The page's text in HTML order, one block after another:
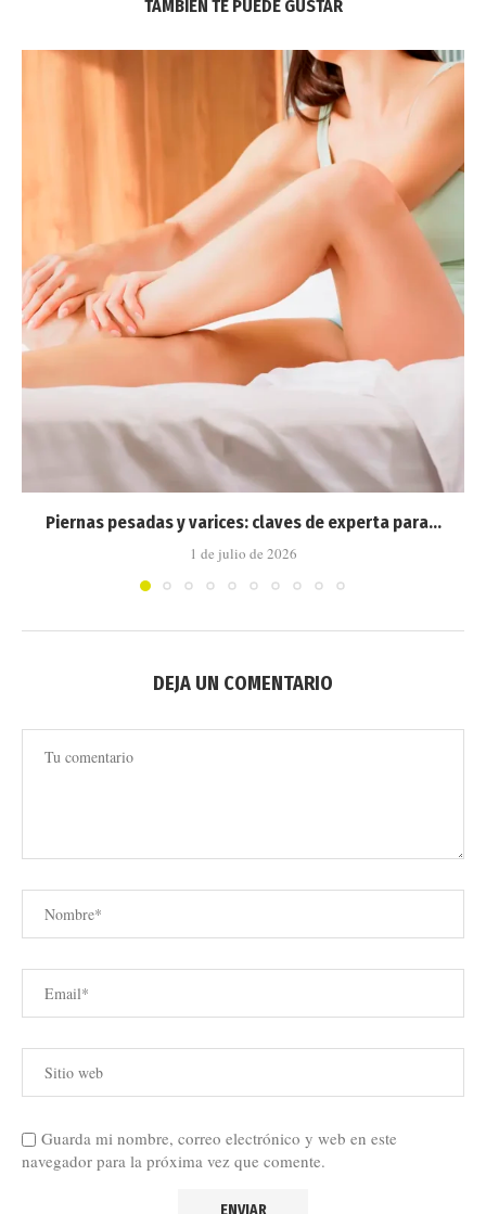
TAMBIÉN TE PUEDE GUSTAR
Piernas pesadas y varices: claves de experta para...
1 de julio de 2026
DEJA UN COMENTARIO
Guarda mi nombre, correo electrónico y web en este
navegador para la próxima vez que comente.